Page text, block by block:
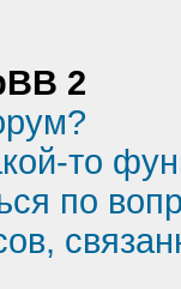
2
то
по